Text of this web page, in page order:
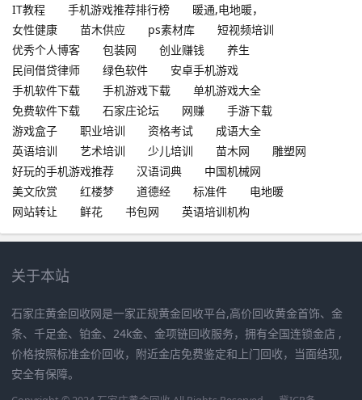
IT教程
手机游戏推荐排行榜
暖通,电地暖，
女性健康
苗木供应 ps素材库
短视频培训
优秀个人博客
包装网 创业赚钱
养生
民间借贷律师
绿色软件
安卓手机游戏
手机软件下载
手机游戏下载
单机游戏大全
免费软件下载
石家庄论坛 网赚
手游下载
游戏盒子
职业培训 资格考试
成语大全
英语培训
艺术培训 少儿培训 苗木网
雕塑网
好玩的手机游戏推荐
汉语词典
中国机械网
美文欣赏
红楼梦 道德经 标准件
电地暖
网站转让
鲜花 书包网 英语培训机构
关于本站
石家庄黄金回收网是一家正规黄金回收平台,高价回收黄金首饰、金
条、千足金、铂金、24k金、金项链回收服务，拥有全国连锁金店 ,
价格按照标准金价回收，附近金店免费鉴定和上门回收，当面结现,
安全有保障。